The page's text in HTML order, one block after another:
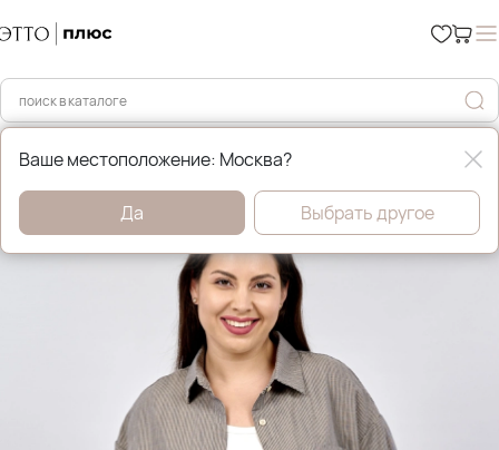
Главная Рубашки и блузы
Ваше местоположение: Москва?
Да Выбрать другое